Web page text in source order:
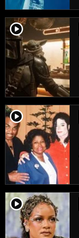
player2
player2
player2